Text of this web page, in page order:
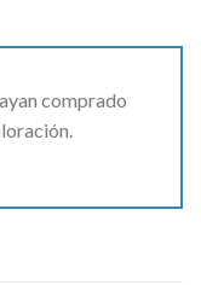
comprado